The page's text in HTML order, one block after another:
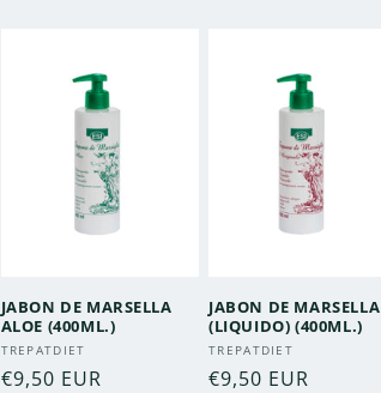
JABON DE MARSELLA
ALOE (400ML.)
Proveedor:
TREPATDIET
Precio
€9,50 EUR
JABON DE MARSELLA
(LIQUIDO) (400ML.)
Proveedor:
TREPATDIET
Precio
€9,50 EUR